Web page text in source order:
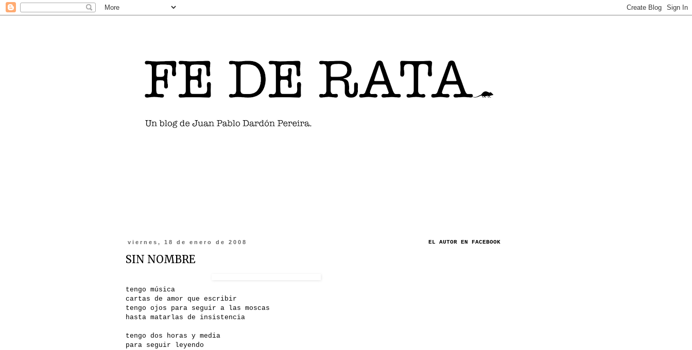
viernes, 18 de enero de 2008
SIN NOMBRE
tengo música
cartas de amor que escribir
tengo ojos para seguir a las moscas
hasta matarlas de insistencia
tengo dos horas y media
para seguir leyendo
EL AUTOR EN FACEBOOK